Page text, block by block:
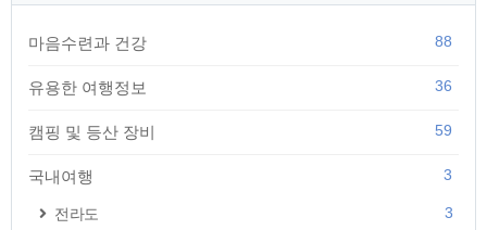
마음수련과 건강 88
유용한 여행정보 36
캠핑 및 등산 장비 59
국내여행 3
전라도 3